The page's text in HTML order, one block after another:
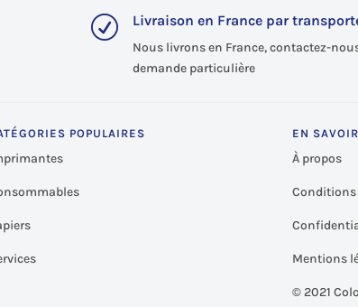
R Livraison en France par
Nous livrons en France, contactez-
demande particulière
POPULAIRES EN
À propos
Conditions
Mentions
© 2021